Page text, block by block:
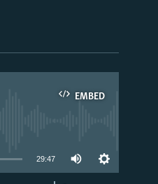
EMBED
29:47